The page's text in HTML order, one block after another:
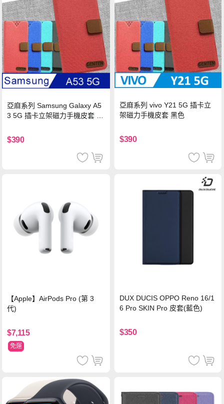
亞麻系列 Samsung Galaxy A5
3 5G 插卡立架磁力手機皮套 藍
$390
亞麻系列 vivo Y21 5G 插卡立
架磁力手機皮套 黑色
$390
【Apple】AirPods Pro (第 3
代)
$7,115
免運
DUX DUCIS OPPO Reno 16/1
6 Pro SKIN Pro 皮套(藍色)
$350